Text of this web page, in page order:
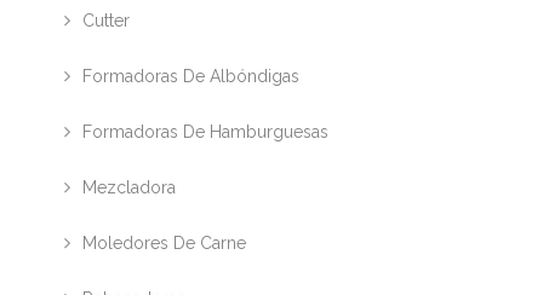
ESPOLVOREADORES
Cutter
Formadoras De Albóndigas
Formadoras De Hamburguesas
Mezcladora
Moledores De Carne